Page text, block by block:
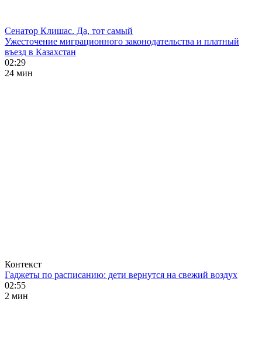
Сенатор Клишас. Да, тот самый
Ужесточение миграционного законодательства и платный
въезд в Казахстан
02:29
24 мин
Контекст
Гаджеты по расписанию: дети вернутся на свежий воздух
02:55
2 мин